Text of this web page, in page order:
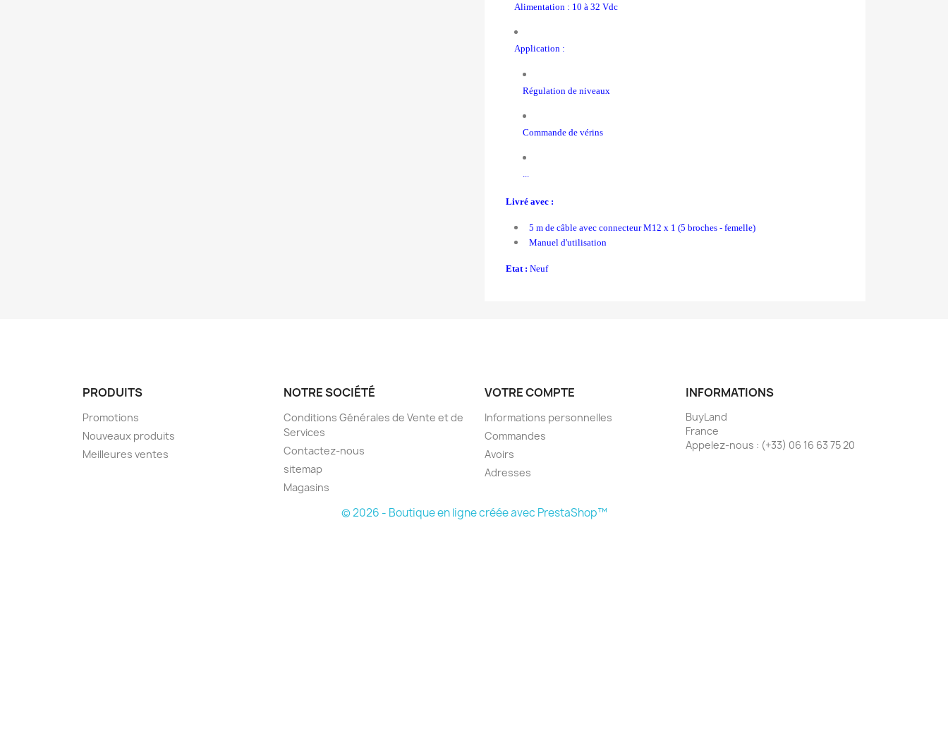
Alimentation : 10 à 32 Vdc
Application :
Régulation de niveaux
Commande de vérins
...
Livré avec :
5 m de câble avec connecteur M12 x 1 (5 broches - femelle)
Manuel d'utilisation
Etat : Neuf
PRODUITS
Promotions
Nouveaux produits
Meilleures ventes
NOTRE SOCIÉTÉ
Conditions Générales de Vente et de
Services
Contactez-nous
sitemap
Magasins
VOTRE COMPTE
Informations personnelles
Commandes
Avoirs
Adresses
INFORMATIONS
BuyLand
France
Appelez-nous : (+33) 06 16 63 75 20
© 2026 - Boutique en ligne créée avec PrestaShop™